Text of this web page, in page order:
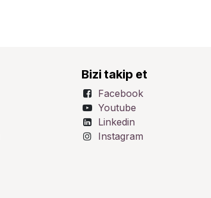
Bizi takip et
Facebook
Youtube
Linkedin
Instagram